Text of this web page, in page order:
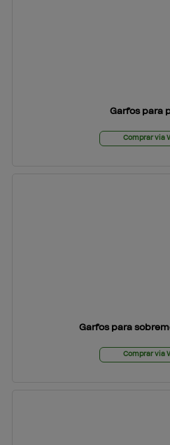
Garfos para
Comprar via
Garfos para
Comprar via